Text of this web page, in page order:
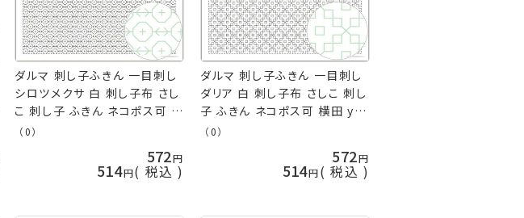
ダルマ 刺し子ふきん 一目刺し
シロツメクサ 白 刺し子布 さし
こ 刺し子 ふきん ネコポス可 横
田 ykt 手芸の山久
（0）
572
514 税込
ダルマ 刺し子ふきん 一目刺し
ダリア 白 刺し子布 さしこ 刺し
子 ふきん ネコポス可 横田 ykt
手芸の山久
（0）
572
514 税込